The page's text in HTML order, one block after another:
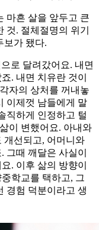
마흔 살을 앞두고 큰
것. 절체절명의 위기
보가 됐다.
로 달려갔어요. 내면
. 내면 치유란 것이
자의 상처를 꺼내놓
이제껏 남들에게 말
직하게 인정하고 털
이 변했어요. 아내와
개선되고, 어머니와
그때 깨달은 사실이
. 이후 삶의 방향이
학교를 택하고, 그
경험 덕분이라고 생